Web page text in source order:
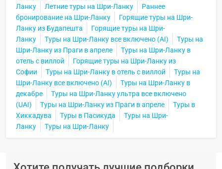
Ланку
Летние туры на Шри-Ланку
Раннее
бронирование на Шри-Ланку
Горящие туры на Шри-
Ланку из Будапешта
Горящие туры на Шри-
Ланку
Туры на Шри-Ланку все включено (AI)
Туры на
Шри-Ланку из Праги в апреле
Туры на Шри-Ланку в
отель с виллой
Горящие туры на Шри-Ланку из
Софии
Туры на Шри-Ланку в отель с виллой
Туры на
Шри-Ланку все включено (AI)
Туры на Шри-Ланку в
декабре
Туры на Шри-Ланку ультра все включено
(UAI)
Туры на Шри-Ланку из Праги в апреле
Туры в
Хиккадува
Туры в Пасикуда
Туры на Шри-
Ланку
Туры на Шри-Ланку